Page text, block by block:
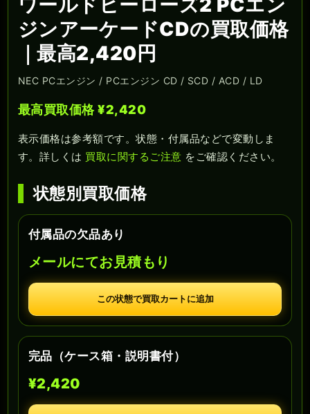
ワールドヒーローズ2 PCエン
ジンアーケードCDの買取価格
｜最高2,420円
NEC PCエンジン / PCエンジン CD / SCD / ACD / LD
最高買取価格 ¥2,420
表示価格は参考額です。状態・付属品などで変動しま
す。詳しくは 買取に関するご注意 をご確認ください。
状態別買取価格
付属品の欠品あり
メールにてお見積もり
この状態で買取カートに追加
完品（ケース箱・説明書付）
¥2,420